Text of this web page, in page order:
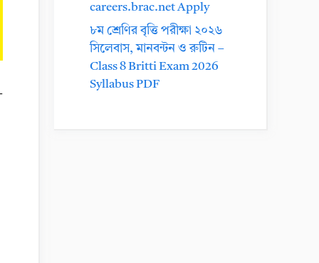
careers.brac.net Apply
৮ম শ্রেণির বৃত্তি পরীক্ষা ২০২৬
সিলেবাস, মানবন্টন ও রুটিন –
Class 8 Britti Exam 2026
Syllabus PDF